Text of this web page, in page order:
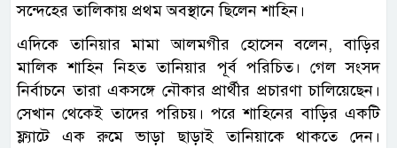
সন্দেহের তালিকায় প্রথম অবস্থানে ছিলেন শাহিন।
এদিকে তানিয়ার মামা আলমগীর হোসেন বলেন, বাড়ির
মালিক শাহিন নিহত তানিয়ার পূর্ব পরিচিত। গেল সংসদ
নির্বাচনে তারা একসঙ্গে নৌকার প্রার্থীর প্রচারণা চালিয়েছেন।
সেখান থেকেই তাদের পরিচয়। পরে শাহিনের বাড়ির একটি
ফ্ল্যাটে এক রুমে ভাড়া ছাড়াই তানিয়াকে থাকতে দেন।